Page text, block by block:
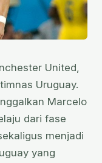
United,
Uruguay.
Marcelo
dari fase
menjadi
yang